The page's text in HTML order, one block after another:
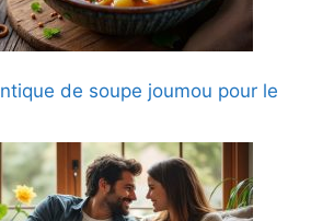
de soupe joumou pour le